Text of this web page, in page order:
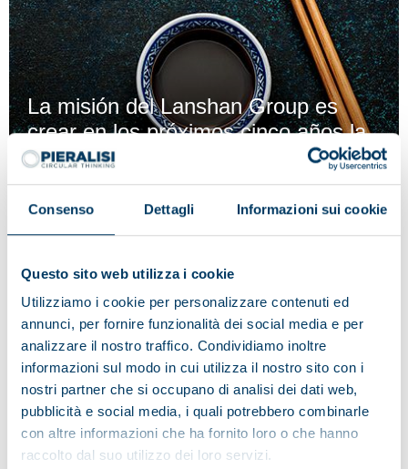
Consenso Dettagli Informazioni sui cookie
Questo sito web utilizza i cookie
Utilizziamo i cookie per personalizzare contenuti ed
annunci, per fornire funzionalità dei social media e per
analizzare il nostro traffico. Condividiamo inoltre
informazioni sul modo in cui utilizza il nostro sito con i
nostri partner che si occupano di analisi dei dati web,
pubblicità e social media, i quali potrebbero combinarle
con altre informazioni che ha fornito loro o che hanno
raccolto dal suo utilizzo dei loro servizi.
La misión del Lanshan Group es
crear en los próximos cinco años la
planta de producción de proteínas
de soja no transgénica más grande
de China.
Para poder garantizar un mejor servicio de asistencia
almacén cerca de la empresa, que le ha permitido
abastecer también a toda la región del Pacífico y Asia.